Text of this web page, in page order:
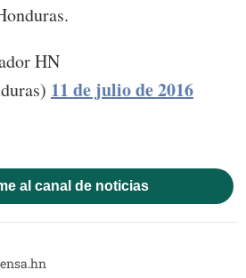
HN
11 de julio de 2016
al canal de noticias